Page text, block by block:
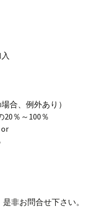
、例外あり）
％～100％
非お問合せ下さい。